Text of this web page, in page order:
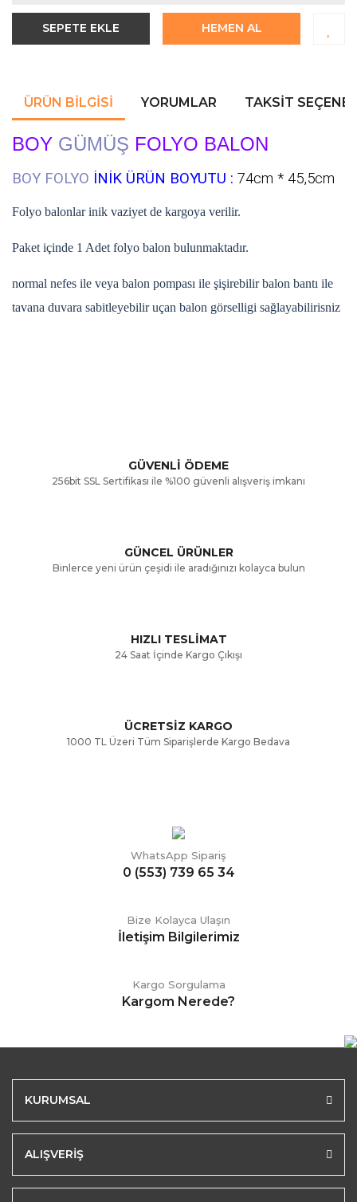
SEPETE EKLE HEMEN AL
ÜRÜN BILGISI YORUMLAR TAKSIT
BOY GÜMÜŞ FOLYO BALON
BOY FOLYO İNİK ÜRÜN BOYUTU : 74cm * 45,5cm
Folyo balonlar inik vaziyet de kargoya verilir.
Paket içinde 1 Adet folyo balon bulunmaktadır.
normal nefes ile veya balon pompası ile şişirebilir balon bantı ile
tavana duvara sabitleyebilir uçan balon görselligi sağlayabilirisniz
Ürün resmi kalitesiz, bozuk veya görüntülenemiyor.
Ürün bilgilerinde hatalar bulunuyor.
Gönder
GÜVENLİ ÖDEME
256bit SSL Sertifikası ile %100 güvenli alışveriş imkanı
GÜNCEL ÜRÜNLER
Binlerce yeni ürün çeşidi ile aradığınızı kolayca bulun
HIZLI TESLİMAT
24 Saat İçinde Kargo Çıkışı
ÜCRETSİZ KARGO
1000 TL Üzeri Tüm Siparişlerde Kargo Bedava
WhatsApp Sipariş
0 (553) 739 65 34
Bize Kolayca Ulaşın
İletişim Bilgilerimiz
Kargo Sorgulama
Kargom Nerede?
KURUMSAL
ALIŞVERİŞ